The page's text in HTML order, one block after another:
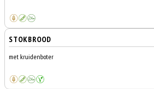
STOKBROOD
met kruidenboter